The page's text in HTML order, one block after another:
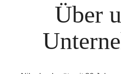
Über